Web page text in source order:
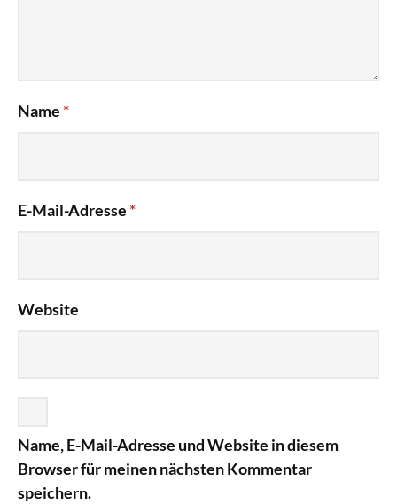
Name *
E-Mail-Adresse *
Website
Name, E-Mail-Adresse und Website in diesem
Browser für meinen nächsten Kommentar
speichern.